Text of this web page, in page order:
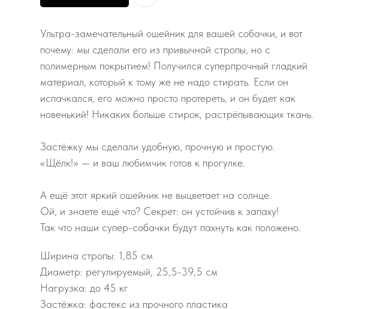
Ультра-замечательный ошейник для вашей собачки, и вот
почему: мы сделали его из привычной стропы, но с
полимерным покрытием! Получился суперпрочный гладкий
материал, который к тому же не надо стирать. Если он
испачкался, его можно просто протереть, и он будет как
новенький! Никаких больше стирок, растрёпывающих ткань.
Застёжку мы сделали удобную, прочную и простую.
«Щёлк!» — и ваш любимчик готов к прогулке.
А ещё этот яркий ошейник не выцветает на солнце.
Ой, и знаете ещё что? Секрет: он устойчив к запаху!
Так что наши супер-собачки будут пахнуть как положено.
Ширина стропы: 1,85 см
Диаметр: регулируемый, 25,5-39,5 см
Нагрузка: до 45 кг
Застёжка: фастекс из прочного пластика